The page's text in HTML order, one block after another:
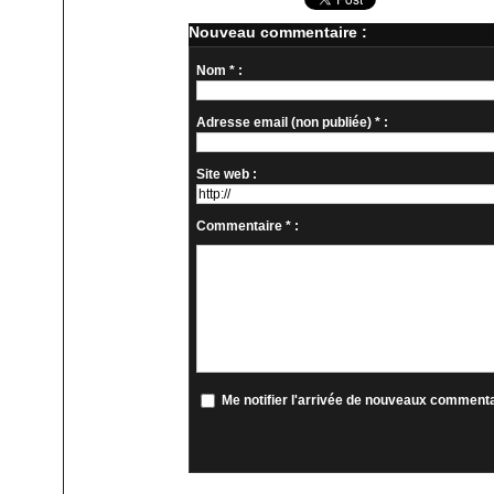
Nouveau commentaire :
Nom * :
Adresse email (non publiée) * :
Site web :
Commentaire * :
Me notifier l'arrivée de nouveaux